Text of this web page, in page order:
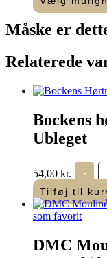
Måske er
Relaterede
Bockens
Ubleget
54,00 kr. -
-
-
Tilføj til
som favorit
DMC